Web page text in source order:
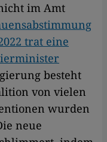
im Amt
trat eine
besteht
von vielen
wurden
neue